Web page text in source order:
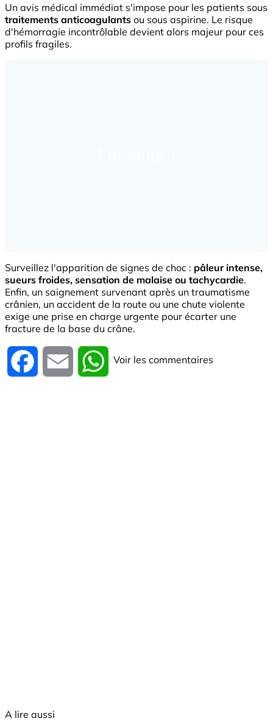
Un avis médical immédiat s'impose pour les patients sous
traitements anticoagulants ou sous aspirine. Le risque
d'hémorragie incontrôlable devient alors majeur pour ces
profils fragiles.
Surveillez l'apparition de signes de choc : pâleur intense,
sueurs froides, sensation de malaise ou tachycardie.
Enfin, un saignement survenant après un traumatisme
crânien, un accident de la route ou une chute violente
exige une prise en charge urgente pour écarter une
fracture de la base du crâne.
Facebook Email WhatsApp
Voir les commentaires
A lire aussi